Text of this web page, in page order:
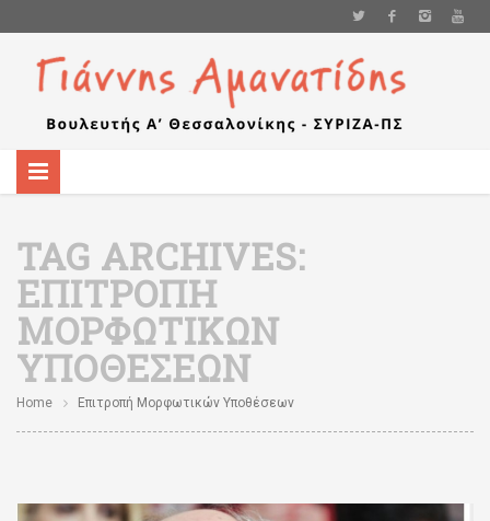
TAG ARCHIVES:
ΕΠΙΤΡΟΠΉ
ΜΟΡΦΩΤΙΚΏΝ
ΥΠΟΘΈΣΕΩΝ
Home Επιτροπή Μορφωτικών Υποθέσεων